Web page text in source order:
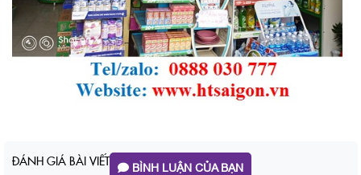
ĐÁNH GIÁ BÀI VIẾT BÌNH LUẬN CỦA BẠN